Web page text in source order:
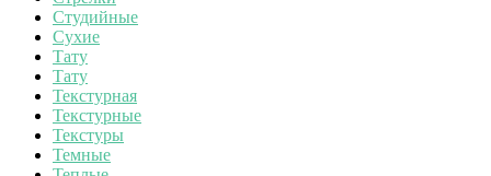
Студийные
Сухие
Тату
Тату
Текстурная
Текстурные
Текстуры
Темные